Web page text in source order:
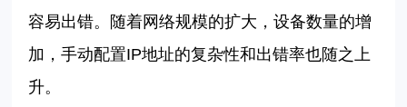
容易出错。随着网络规模的扩大，设备数量的增
加，手动配置IP地址的复杂性和出错率也随之上
升。